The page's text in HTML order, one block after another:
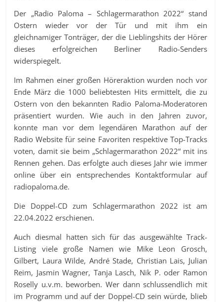
Der „Radio Paloma – Schlagermarathon 2022“ stand
Ostern wieder vor der Tür und mit ihm ein
gleichnamiger Tonträger, der die Lieblingshits der Hörer
dieses erfolgreichen Berliner Radio-Senders
widerspiegelt.
Im Rahmen einer großen Höreraktion wurden noch vor
Ende März die 1000 beliebtesten Hits ermittelt, die zu
Ostern von den bekannten Radio Paloma-Moderatoren
präsentiert wurden. Wie auch in den Jahren zuvor,
konnte man vor dem legendären Marathon auf der
Radio Website für seine Favoriten respektive Top-Tracks
voten, damit sie beim „Schlagermarathon 2022“ mit ins
Rennen gehen. Das erfolgte auch dieses Jahr wie immer
online über ein entsprechendes Kontaktformular auf
radiopaloma.de.
Die Doppel-CD zum Schlagermarathon 2022 ist am
22.04.2022 erschienen.
Auch diesmal hatten sich für das ausgewählte Track-
Listing viele große Namen wie Mike Leon Grosch,
Gilbert, Laura Wilde, André Stade, Christian Lais, Julian
Reim, Jasmin Wagner, Tanja Lasch, Nik P. oder Ramon
Roselly u.v.m. beworben. Wer dann schlussendlich mit
im Programm und auf der Doppel-CD sein würde, blieb